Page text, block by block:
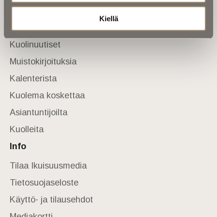
Kiellä
Sivusto
Etusivu
Kuolinuutiset
Muistokirjoituksia
Kalenterista
Kuolema koskettaa
Asiantuntijoilta
Kuolleita
Info
Tilaa Ikuisuusmedia
Tietosuojaseloste
Käyttö- ja tilausehdot